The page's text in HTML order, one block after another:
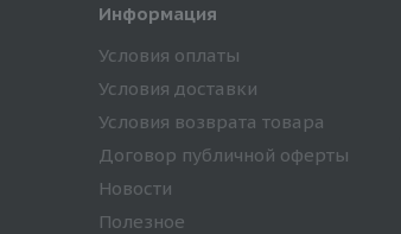
Информация
Условия оплаты
Условия доставки
Условия возврата товара
Договор публичной оферты
Новости
Полезное